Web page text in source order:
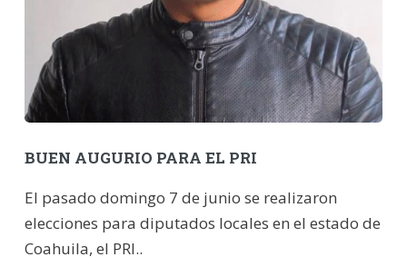
BUEN AUGURIO PARA EL PRI
El pasado domingo 7 de junio se realizaron
elecciones para diputados locales en el estado de
Coahuila, el PRI..